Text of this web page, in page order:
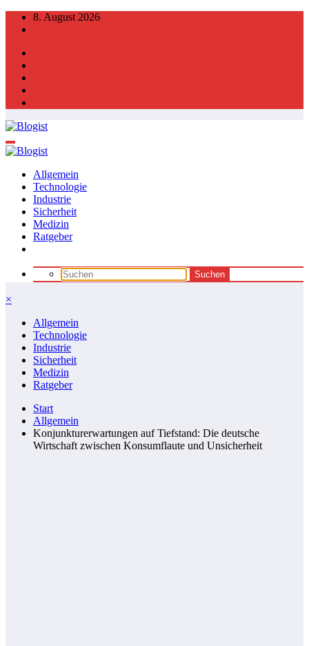
Zum
Inhalt
8. August 2026
Allgemein
Technologie
Industrie
Sicherheit
Medizin
Ratgeber
×
Allgemein
Technologie
Industrie
Sicherheit
Medizin
Ratgeber
Start
Allgemein
Konjunkturerwartungen auf Tiefstand: Die deutsche
Wirtschaft zwischen Konsumflaute und Unsicherheit